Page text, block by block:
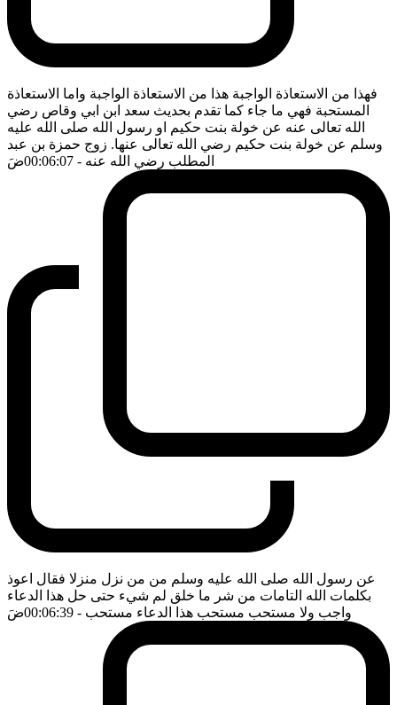
فهذا من الاستعاذة الواجبة هذا من الاستعاذة الواجبة واما الاستعاذة
المستحبة فهي ما جاء كما تقدم بحديث سعد ابن ابي وقاص رضي
الله تعالى عنه عن خولة بنت حكيم او رسول الله صلى الله عليه
وسلم عن خولة بنت حكيم رضي الله تعالى عنها. زوج حمزة بن عبد
المطلب رضي الله عنه - 00:06:07 ضَ
عن رسول الله صلى الله عليه وسلم من من نزل منزلا فقال اعوذ
بكلمات الله التامات من شر ما خلق لم شيء حتى حل هذا الدعاء
واجب ولا مستحب مستحب هذا الدعاء مستحب - 00:06:39 ضَ